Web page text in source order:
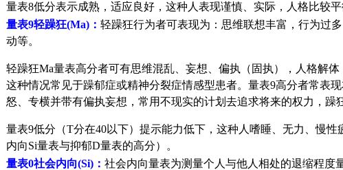
量表8低分表示成熟，适应良好，这种人表现谨慎、实际，人格比较
量表9轻躁狂(Ma)： 轻躁狂行为者可表现为：思维联想丰富，行为过
动等。
轻躁狂Ma量表高分者可有思维混乱、妄想、偏执（固执），人格解
这种情况常见于躁郁症或精神分裂症情感型患者。量表9高分者常表
怒、专横并带有偏执妄想，常用不现实的计划去追求将来的权力，
量表9低分（T分在40以下）提示能力低下，这种人嗜睡、无力、慢
内向Si量表与抑郁D量表的高分）。
量表0社会内向(Si)： 社会内向量表为测量个人与他人相处的退缩程度